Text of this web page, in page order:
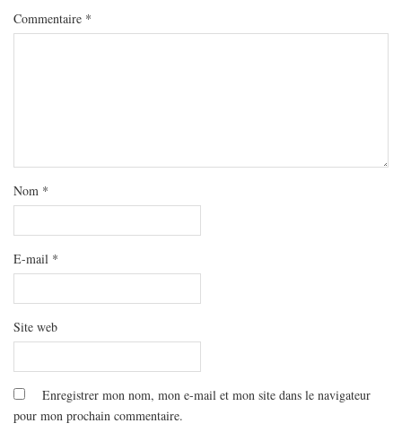
AUSTRALIE
LIFESTYLE
ME CONTACTER
A PROPOS
Commentaire *
Nom *
E-mail *
Site web
Enregistrer mon nom, mon e-mail et mon site dans le navigateur
pour mon prochain commentaire.